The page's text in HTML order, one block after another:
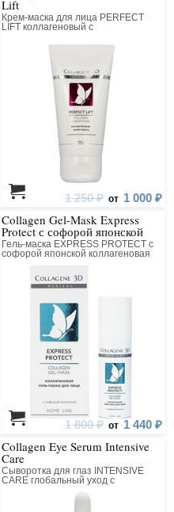
Lift
Крем-маска для лица PERFECT
LIFT коллагеновый с
1 250 ₽ от 1 000 ₽
Collagen Gel-Mask Express
Protect с софорой японской
Гель-маска EXPRESS PROTECT с
софорой японской коллагеновая
1 800 ₽ от 1 440 ₽
Collagen Eye Serum Intensive
Care
Сыворотка для глаз INTENSIVE
CARE глобальный уход с